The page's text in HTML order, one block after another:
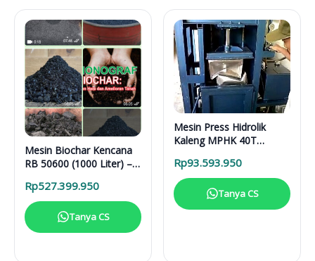
Mesin Biochar Kencana
RB 50600 (1000 Liter) –
Lengkap
Rp527.399.950
Tanya CS
Mesin Press Hidrolik
Kaleng MPHK 40T
Rp93.593.950
Tanya CS